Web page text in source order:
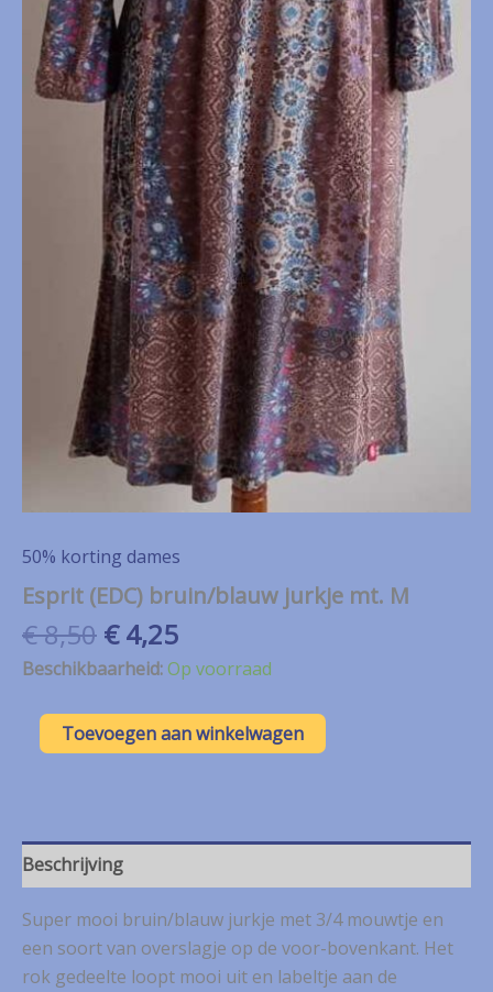
50% korting dames
Esprit (EDC) bruin/blauw jurkje mt. M
€8,50 Oorspronkelijke
prijs
€ 8,50.
€4,25Huidige
prijs
is:
€ 4,25.
Beschikbaarheid:Op voorraad
Esprit
(EDC)
aantal
Toevoegen aan winkelwagen
Beschrijving
Super mooi bruin/blauw jurkje met 3/4 mouwtje en
een soort van overslagje op de voor-bovenkant. Het
rok gedeelte loopt mooi uit en labeltje aan de